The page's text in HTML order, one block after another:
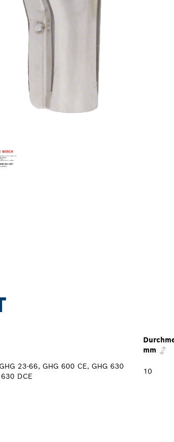
mm
23-66, GHG 600 CE, GHG 630
DCE
10